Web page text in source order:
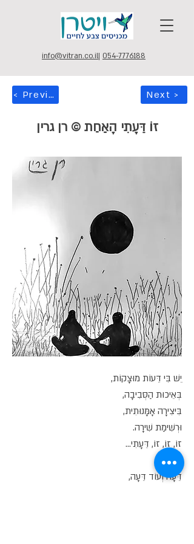
info@vitran.co.il| 054-7776188
< Previous Next >
זוֹ דֵּעָתִי הָאַחַת © רן גרין
יֵשׁ בִּי דֵּעוֹת מוּצָקוֹת,
בְּאֵיכוּת הַסְּבִיבָה,
בִּיצִירָה אָמָּנוּתִית,
וּרְשִׁימַת שִׁירָה.
זוֹ, זוֹ, זוֹ, דֵּעָתִי...
דֵּעָה וְעוֹד דֵּעָה,